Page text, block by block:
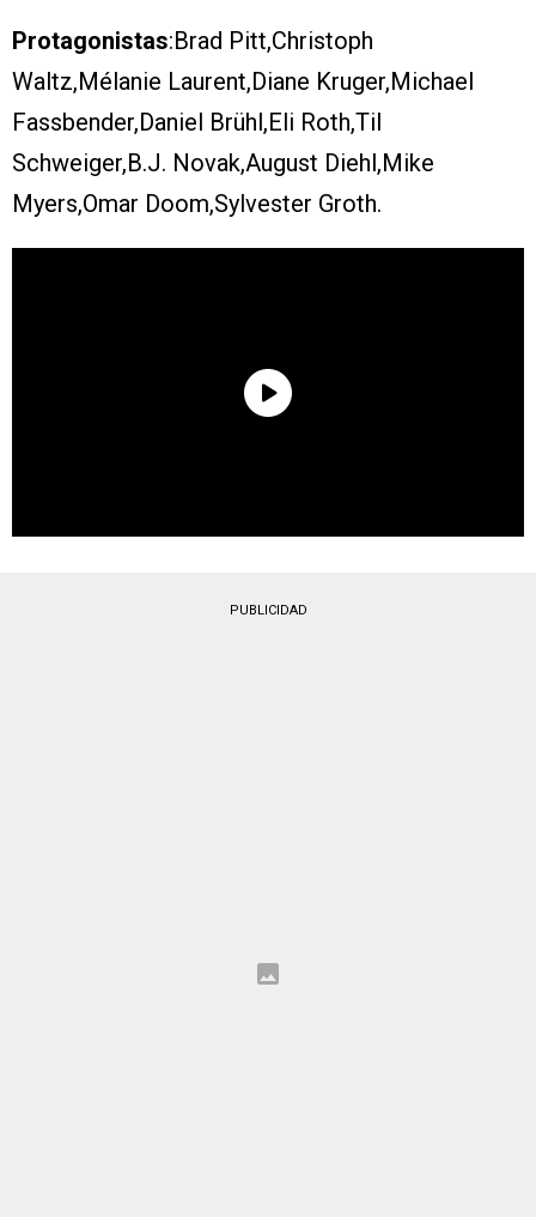
Protagonistas:Brad Pitt,Christoph
Waltz,Mélanie Laurent,Diane Kruger,Michael
Fassbender,Daniel Brühl,Eli Roth,Til
Schweiger,B.J. Novak,August Diehl,Mike
Myers,Omar Doom,Sylvester Groth.
PUBLICIDAD